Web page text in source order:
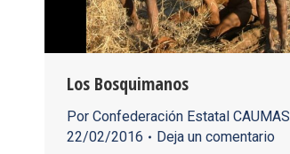
Los Bosquimanos
Por Confederación Estatal CAUMAS
22/02/2016
Deja un comentario